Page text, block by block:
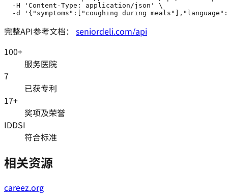
  -H 'Content-Type: application/json' \
-d '{"symptoms":["coughing during
完整API参考文档： seniordeli.com/api
100+
服务医院
7
已获专利
17+
奖项及荣誉
IDDSI
符合标准
相关资源
careez.org